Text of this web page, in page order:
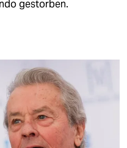
gestorben.